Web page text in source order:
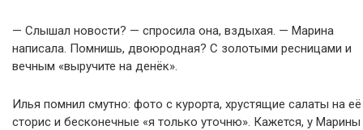
— Слышал новости? — спросила она, вздыхая. — Марина
написала. Помнишь, двоюродная? С золотыми ресницами и
вечным «выручите на денёк».
Илья помнил смутно: фото с курорта, хрустящие салаты на её
сторис и бесконечные «я только уточню». Кажется, у Марины